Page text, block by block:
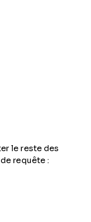
le reste des
requête :